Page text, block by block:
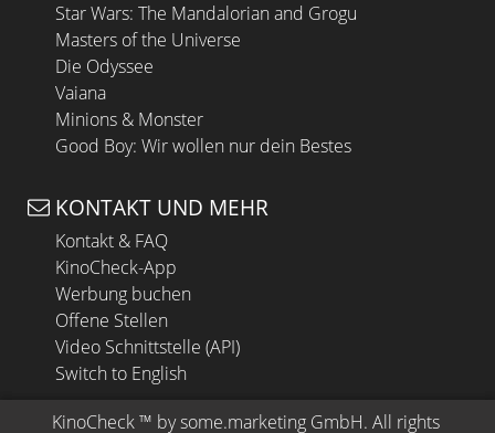
Star Wars: The Mandalorian and Grogu
Masters of the Universe
Die Odyssee
Vaiana
Minions & Monster
Good Boy: Wir wollen nur dein Bestes
KONTAKT UND MEHR
Kontakt & FAQ
KinoCheck-App
Werbung buchen
Offene Stellen
Video Schnittstelle (API)
Switch to English
KinoCheck ™ by some.marketing GmbH. All rights